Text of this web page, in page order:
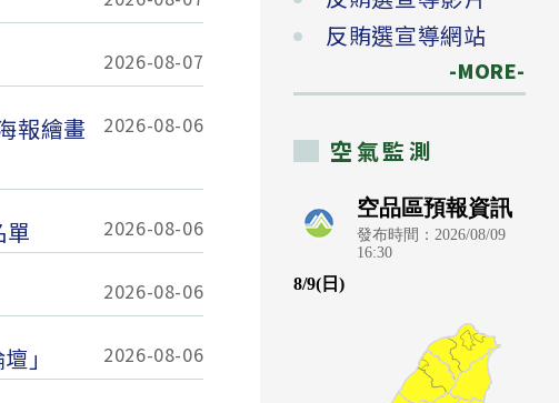
2026-08-07
報繪畫
2026-08-06
單 2026-08-06
2026-08-06
」 2026-08-06
反賄選宣導網站
-MORE-
空氣監測